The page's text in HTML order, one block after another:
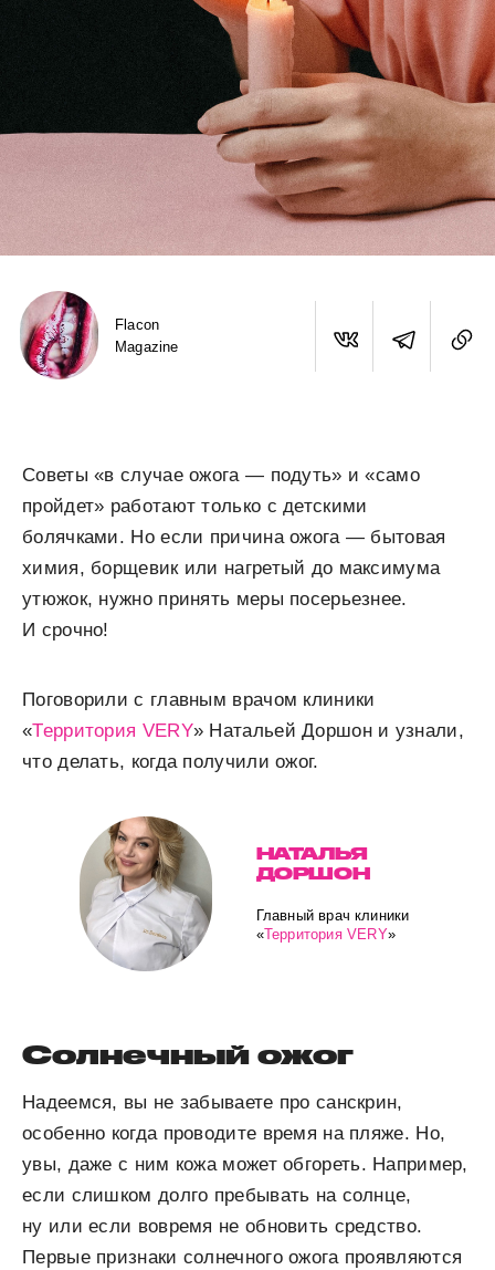
Flacon
Magazine
Советы «в случае ожога — подуть» и «само
пройдет» работают только с детскими
болячками. Но если причина ожога — бытовая
химия, борщевик или нагретый до максимума
утюжок, нужно принять меры посерьезнее.
И срочно!
Поговорили с главным врачом клиники
«Территория VERY» Натальей Доршон и узнали,
что делать, когда получили ожог.
НАТАЛЬЯ
ДОРШОН
Главный врач клиники
«Территория VERY»
Солнечный ожог
Надеемся, вы не забываете про санскрин,
особенно когда проводите время на пляже. Но,
увы, даже с ним кожа может обгореть. Например,
если слишком долго пребывать на солнце,
ну или если вовремя не обновить средство.
Первые признаки солнечного ожога проявляются